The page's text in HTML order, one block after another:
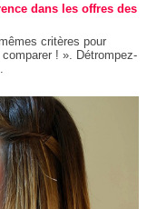
dans les offres des
critères pour
! ». Détrompez-